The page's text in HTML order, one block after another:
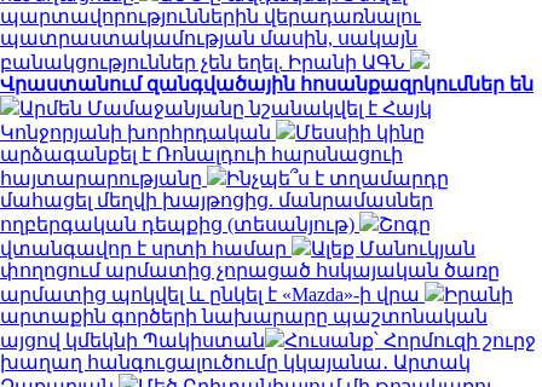
պարտավորություններին վերադառնալու
պատրաստակամության մասին, սակայն
բանակցություններ չեն եղել. Իրանի ԱԳՆ
Վրաստանում զանգվածային հոսանքազրկումներ են
Արմեն Մամաջանյանը նշանակվել է Հայկ
Կոնջորյանի խորհրդական
Մեսսիի կինը
արձագանքել է Ռոնալդուի հարսնացուի
հայտարարությանը
Ինչպե՞ս է տղամարդը
մահացել մեղվի խայթոցից. մանրամասներ
ողբերգական դեպքից (տեսանյութ)
Շոգը
վտանգավոր է սրտի համար
Ալեք Մանուկյան
փողոցում արմատից չորացած հսկայական ծառը
արմատից պոկվել և ընկել է «Mazda»-ի վրա
Իրանի
արտաքին գործերի նախարարը պաշտոնական
այցով կմեկնի Պակիստան
Հուսանք՝ Հորմուզի շուրջ
խաղաղ հանգուցալուծումը կկայանա․ Արտակ